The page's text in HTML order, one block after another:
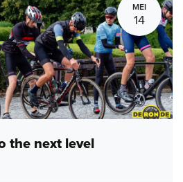
MEI
14
the next level